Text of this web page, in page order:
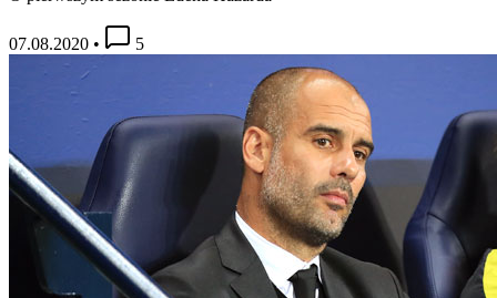
07.08.2020 • 5